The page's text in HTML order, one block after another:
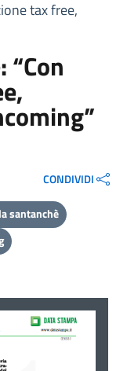
tax free,
CONDIVIDI
santanchè